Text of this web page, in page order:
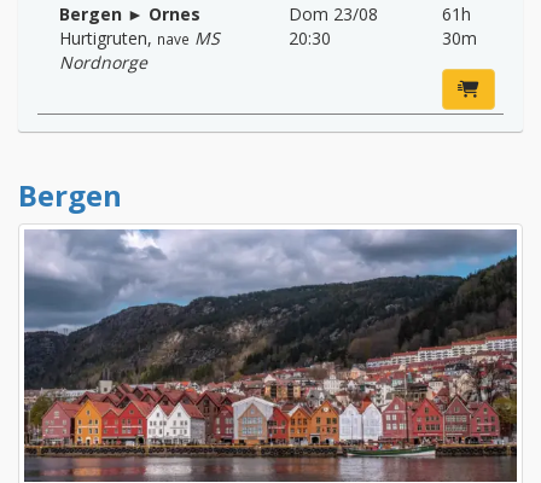
Bergen ► Ornes
Hurtigruten, nave MS
Nordnorge
Dom 23/08
20:30
61h
30m
Bergen